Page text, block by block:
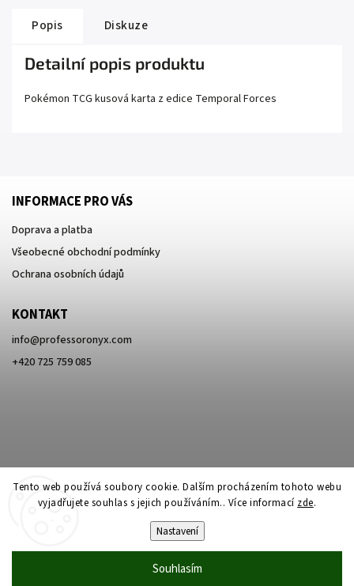
Tento web používá soubory cookie. Dalším procházením tohoto webu
vyjadřujete souhlas s jejich používáním.. Více informací zde.
Nastavení
Souhlasím
Popis Diskuze
Detailní popis produktu
Pokémon TCG kusová karta z edice Temporal Forces
INFORMACE PRO VÁS
Doprava a platba
Všeobecné obchodní podmínky
Ochrana osobních údajů
KONTAKT
info@professoronyx.com
+420 725 759 085
Professor Onyx. Všechna práva vyhrazena.